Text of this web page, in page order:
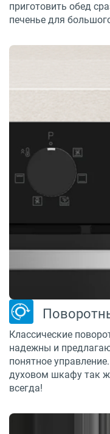
приготовить обед
печенье для
Классические
надежны и
понятное
духовом шкафу так
всегда!